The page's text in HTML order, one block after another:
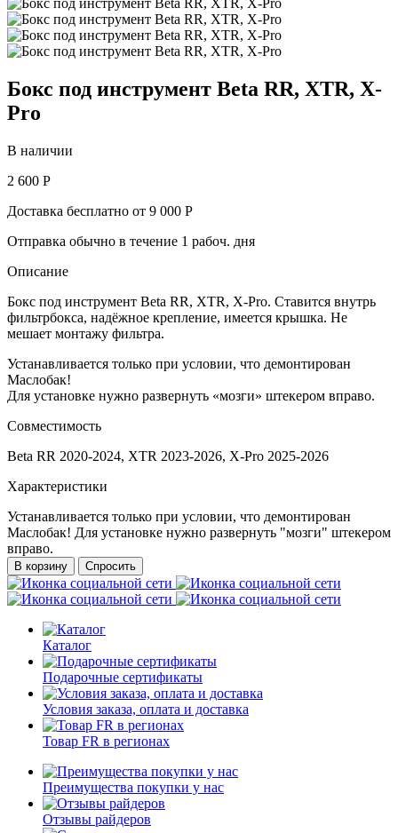
Бокс под инструмент Beta RR, XTR, X-
Pro
В наличии
2 600 Р
Доставка бесплатно от 9 000 Р
Отправка обычно в течение 1 рабоч. дня
Описание
Бокс под инструмент Beta RR, XTR, X-Pro. Ставится внутрь
фильтрбокса, надёжное крепление, имеется крышка. Не
мешает монтажу фильтра.
Устанавливается только при условии, что демонтирован
Маслобак!
Для установке нужно развернуть «мозги» штекером вправо.
Совместимость
Beta RR 2020-2024, XTR 2023-2026, X-Pro 2025-2026
Характеристики
Устанавливается только при условии, что демонтирован
Маслобак! Для установке нужно развернуть "мозги" штекером
вправо.
В корзину Спросить
Каталог
Подарочные сертификаты
Условия заказа, оплата и доставка
Товар FR в регионах
Преимущества покупки у нас
Отзывы райдеров